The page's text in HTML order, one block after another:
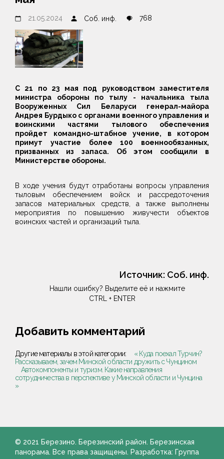
21.05.2024 Соб. инф. 768
С 21 по 23 мая под руководством заместителя
министра обороны по тылу - начальника тыла
Вооруженных Сил Беларуси генерал-майора
Андрея Бурдыко с органами военного управления и
воинскими частями тылового обеспечения
пройдет командно-штабное учение, в котором
примут участие более 100 военнообязанных,
призванных из запаса. Об этом сообщили в
Министерстве обороны.
В ходе учения будут отработаны вопросы управления
тыловым обеспечением войск и рассредоточения
запасов материальных средств, а также выполнены
мероприятия по повышению живучести объектов
воинских частей и организаций тыла.
Источник: Соб. инф.
Нашли ошибку? Выделите её и нажмите
CTRL + ENTER
Добавить комментарий
Другие материалы в этой категории:
« Куда поехал Турчин?
Рассказываем, зачем Минской области дружить с Чунцином
Автокомпоненты и туризм. Какие направления
сотрудничества в перспективе у Минской области и Чунцина
»
© 2021 Березино. Березинский район. Березинская
панорама. Все права защищены. Разработка: Группа